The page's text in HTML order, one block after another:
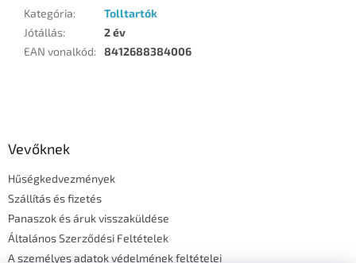
Kategória:
Tolltartók
Jótállás:
2 év
EAN vonalkód: 8412688384006
Vevőknek
Hűségkedvezmények
Szállítás és fizetés
Panaszok és áruk visszaküldése
Általános Szerződési Feltételek
A személyes adatok védelmének feltételei